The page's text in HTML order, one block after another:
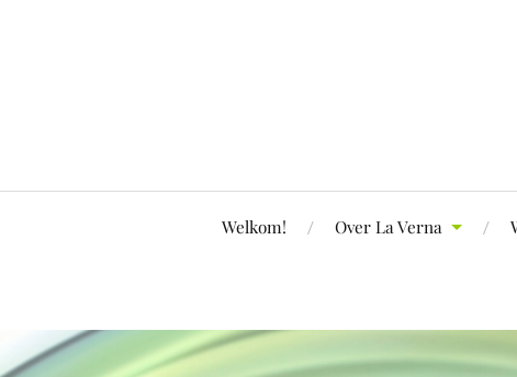
Welkom! Over La Verna